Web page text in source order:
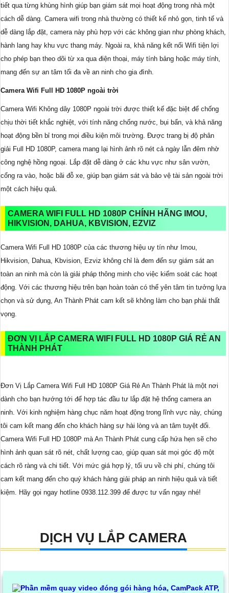
tiết qua từng khùng hình giúp bạn giám sát mọi hoạt động trong nhà một
cách dễ dàng. Camera wifi trong nhà thường có thiết kế nhỏ gọn, tinh tế và
dễ dàng lắp đặt, camera này phù hợp với các không gian như phòng khách,
hành lang hay khu vực thang máy. Ngoài ra, khả năng kết nối Wifi tiện lợi
cho phép bạn theo dõi từ xa qua điện thoại, máy tính bảng hoặc máy tính,
mang đến sự an tâm tối đa về an ninh cho gia đình.
Camera Wifi Full HD 1080P ngoài trời
Camera Wifi Không dây 1080P ngoài trời được thiết kế đặc biệt để chống
chịu thời tiết khắc nghiệt, với tính năng chống nước, bụi bẩn, và khả năng
hoạt động bền bỉ trong mọi điều kiện môi trường. Được trang bị độ phân
giải Full HD 1080P, camera mang lại hình ảnh rõ nét cả ngày lẫn đêm nhờ
công nghệ hồng ngoại. Lắp đặt dễ dàng ở các khu vực như sân vườn,
cổng ra vào, hoặc bãi đỗ xe, giúp bạn giám sát và bảo vệ tài sản ngoài trời
một cách hiệu quả.
CAMERA WIFI FULL HD 1080P CHÍNH HÃNG IMOU,
HIKVISION, DAHUA, KBVISION, EZVIZ
Camera Wifi Full HD 1080P của các thương hiệu uy tín như Imou,
Hikvision, Dahua, Kbvision, Ezviz không chỉ là đem đến sự giám sát an
toàn an ninh mà còn là giải pháp thông minh cho việc kiểm soát các hoạt
động. Với các thương hiệu trên bạn hoàn toàn có thể yên tâm tin tưởng lựa
chọn và sử dụng, An Thành Phát cam kết sẽ không làm cho bạn phải thất
vọng.
ĐƠN VỊ LẮP CAMERA WIFI FULL HD 1080P GIÁ RẺ AN
THÀNH PHÁT
Đơn Vị Lắp Camera Wifi Full HD 1080P Giá Rẻ An Thành Phát là một nơi
dành cho bạn hướng tới để hợp tác đầu tư lắp đặt hệ thống camera an
ninh. Với kinh nghiệm hàng chục năm hoạt động trong lĩnh vực này, chúng
tôi cam kết mang đến cho khách hàng sự hài lòng và an tâm tuyệt đối.
Camera Wifi Full HD 1080P mà An Thành Phát cung cấp hứa hẹn sẽ cho
hình ảnh quan sát rõ nét, chất lượng cao, giúp quan sát mọi góc độ một
cách rõ ràng và chi tiết. Với mức giá hợp lý, tối ưu về chi phí, chúng tôi
cam kết mang đến cho quý khách hàng giải pháp an ninh hiệu quả và tiết
kiệm. Hãy gọi ngay hotline 0938.112.399 để được tư vấn ngay nhé!
DỊCH VỤ LẮP CAMERA